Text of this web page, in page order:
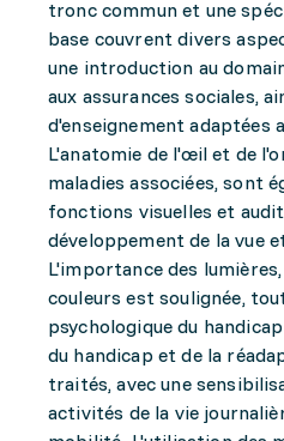
tronc commun et une
base couvrent divers
une introduction au
aux assurances sociales,
d'enseignement adaptées
L'anatomie de l'œil et de
maladies associées, sont
fonctions visuelles et
développement de la vue
L'importance des
couleurs est soulignée,
psychologique du
du handicap et de la
traités, avec une
activités de la vie